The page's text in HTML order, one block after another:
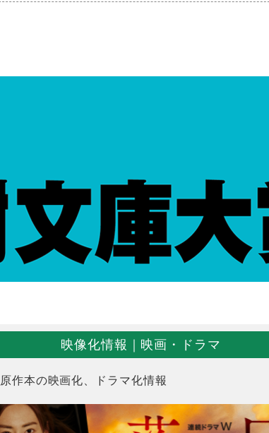
映像化情報｜映画・ドラマ
原作本の映画化、ドラマ化情報